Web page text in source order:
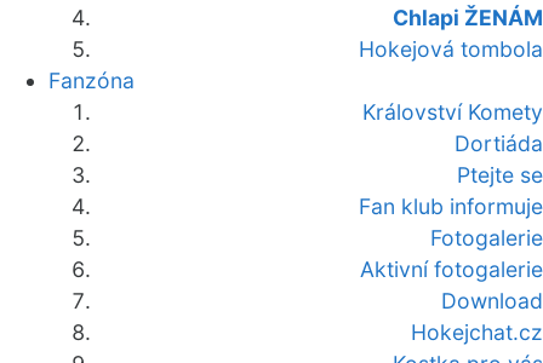
Chlapi ŽENÁM
Hokejová tombola
Fanzóna
Království Komety
Dortiáda
Ptejte se
Fan klub informuje
Fotogalerie
Aktivní fotogalerie
Download
Hokejchat.cz